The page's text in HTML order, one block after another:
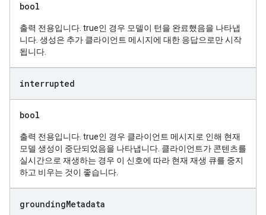
bool
출력 전용입니다. true인 경우 모델이 턴을 완료했음을 나타냅
니다. 생성은 추가 클라이언트 메시지에 대한 응답으로만 시작
됩니다.
interrupted
bool
출력 전용입니다. true인 경우 클라이언트 메시지로 인해 현재
모델 생성이 중단되었음을 나타냅니다. 클라이언트가 콘텐츠를
실시간으로 재생하는 경우 이 신호에 따라 현재 재생 큐를 중지
하고 비우는 것이 좋습니다.
groundingMetadata